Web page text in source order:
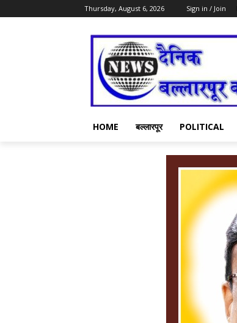
Thursday, August 6, 2026 Sign in / Join
HOME बल्लारपूर POLITICAL